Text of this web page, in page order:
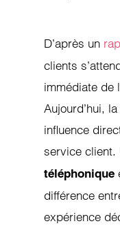
D’après un
clients
immédiate de
Aujourd’hui,
influence
service
téléphonique
différence
expérience